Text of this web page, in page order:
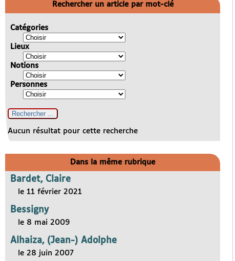
Rechercher un article par mot-clé
Catégories
Lieux
Notions
Personnes
Aucun résultat pour cette recherche
Dans la même rubrique
Bardet, Claire
le 11 février 2021
Bessigny
le 8 mai 2009
Alhaiza, (Jean-) Adolphe
le 28 juin 2007